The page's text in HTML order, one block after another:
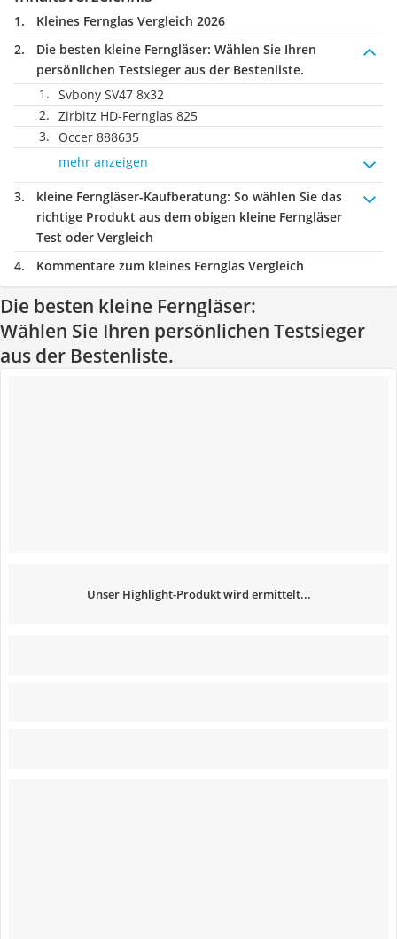
Kleines Fernglas Vergleich 2026
Die besten kleine Ferngläser: Wählen Sie Ihren
persönlichen Testsieger aus der Bestenliste.
Svbony SV47 8x32
Zirbitz HD-Fernglas 825
Occer 888635
mehr anzeigen
kleine Ferngläser-Kaufberatung: So wählen Sie das
richtige Produkt aus dem obigen kleine Ferngläser
Test oder Vergleich
Kommentare zum kleines Fernglas Vergleich
Die besten kleine Ferngläser:
Wählen Sie Ihren persönlichen Testsieger
aus der Bestenliste.
Unser Highlight-Produkt wird ermittelt...